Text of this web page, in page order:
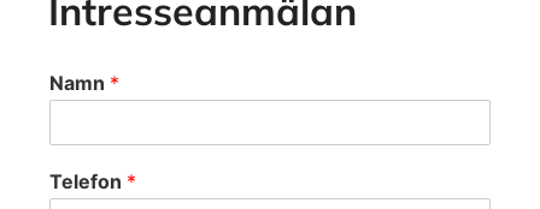
Intresseanmälan
Namn *
b
y
Telefon *